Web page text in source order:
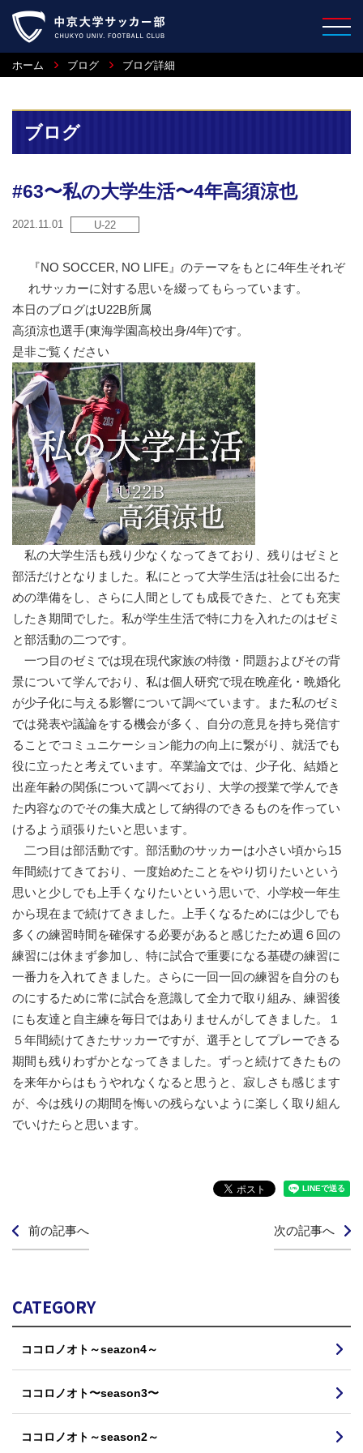
ホーム ブログ ブログ詳細
ブログ
#63〜私の大学生活〜4年高須涼也
2021.11.01 U-22
『NO SOCCER, NO LIFE』のテーマをもとに4年生それぞ
れサッカーに対する思いを綴ってもらっています。
本日のブログはU22B所属
高須涼也選手(東海学園高校出身/4年)です。
是非ご覧ください
私の大学生活も残り少なくなってきており、残りはゼミと
部活だけとなりました。私にとって大学生活は社会に出るた
めの準備をし、さらに人間としても成長できた、とても充実
したき期間でした。私が学生生活で特に力を入れたのはゼミ
と部活動の二つです。
一つ目のゼミでは現在現代家族の特徴・問題およびその背
景について学んでおり、私は個人研究で現在晩産化・晩婚化
が少子化に与える影響について調べています。また私のゼミ
では発表や議論をする機会が多く、自分の意見を持ち発信す
ることでコミュニケーション能力の向上に繋がり、就活でも
役に立ったと考えています。卒業論文では、少子化、結婚と
出産年齢の関係について調べており、大学の授業で学んでき
た内容なのでその集大成として納得のできるものを作ってい
けるよう頑張りたいと思います。
二つ目は部活動です。部活動のサッカーは小さい頃から15
年間続けてきており、一度始めたことをやり切りたいという
思いと少しでも上手くなりたいという思いで、小学校一年生
から現在まで続けてきました。上手くなるためには少しでも
多くの練習時間を確保する必要があると感じたため週６回の
練習には休まず参加し、特に試合で重要になる基礎の練習に
一番力を入れてきました。さらに一回一回の練習を自分のも
のにするために常に試合を意識して全力で取り組み、練習後
にも友達と自主練を毎日ではありませんがしてきました。１
５年間続けてきたサッカーですが、選手としてプレーできる
期間も残りわずかとなってきました。ずっと続けてきたもの
を来年からはもうやれなくなると思うと、寂しさも感じます
が、今は残りの期間を悔いの残らないように楽しく取り組ん
でいけたらと思います。
前の記事へ 次の記事へ
CATEGORY
ココロノオト～seazon4～
ココロノオト〜season3〜
ココロノオト～season2～